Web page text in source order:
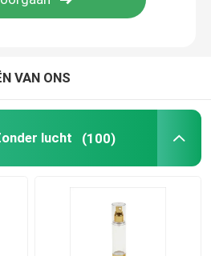
up
verwijderenfles
VAN ONS
lucht (100)